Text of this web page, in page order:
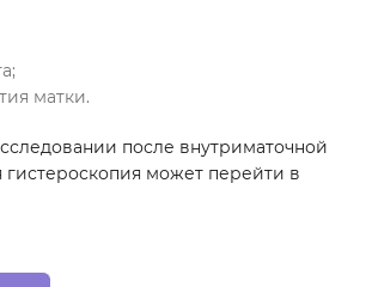
матки.
после внутриматочной
может перейти в